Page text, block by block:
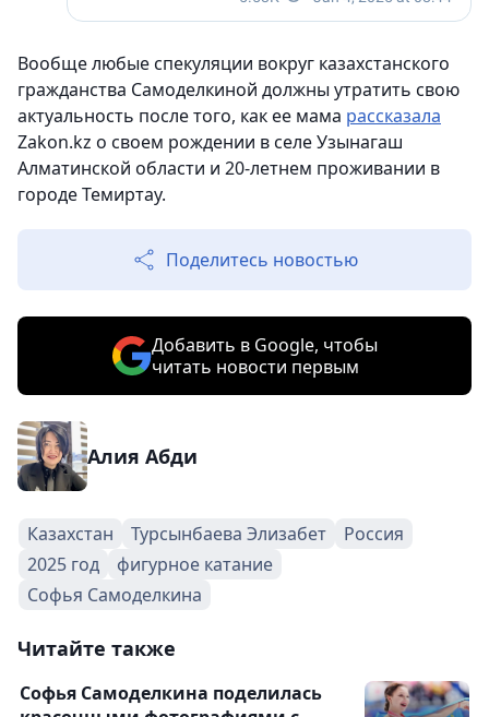
Вообще любые спекуляции вокруг казахстанского
гражданства Самоделкиной должны утратить свою
актуальность после того, как ее мама рассказала
Zakon.kz о своем рождении в селе Узынагаш
Алматинской области и 20-летнем проживании в
городе Темиртау.
Поделитесь новостью
Добавить в Google, чтобы
читать новости первым
Алия Абди
Казахстан Турсынбаева Элизабет
Россия
2025 год
фигурное катание
Софья Самоделкина
Читайте также
Софья Самоделкина поделилась